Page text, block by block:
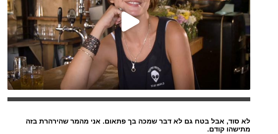
לא סוד, אבל בטח גם לא דבר שמכה בך פתאום. אני מהמר שהירהרת בזה
מתישהו קודם.